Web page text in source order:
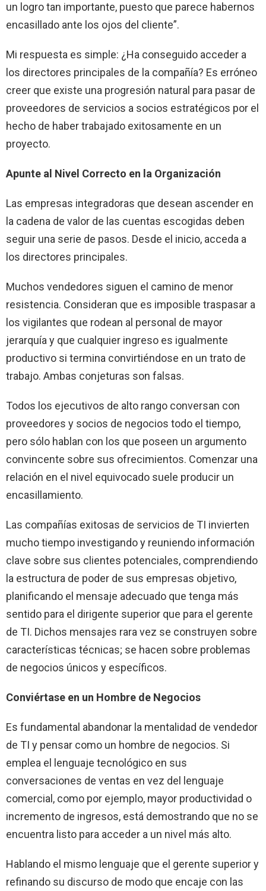
un logro tan importante, puesto que parece habernos
encasillado ante los ojos del cliente”.
Mi respuesta es simple: ¿Ha conseguido acceder a
los directores principales de la compañía? Es erróneo
creer que existe una progresión natural para pasar de
proveedores de servicios a socios estratégicos por el
hecho de haber trabajado exitosamente en un
proyecto.
Apunte al Nivel Correcto en la Organización
Las empresas integradoras que desean ascender en
la cadena de valor de las cuentas escogidas deben
seguir una serie de pasos. Desde el inicio, acceda a
los directores principales.
Muchos vendedores siguen el camino de menor
resistencia. Consideran que es imposible traspasar a
los vigilantes que rodean al personal de mayor
jerarquía y que cualquier ingreso es igualmente
productivo si termina convirtiéndose en un trato de
trabajo. Ambas conjeturas son falsas.
Todos los ejecutivos de alto rango conversan con
proveedores y socios de negocios todo el tiempo,
pero sólo hablan con los que poseen un argumento
convincente sobre sus ofrecimientos. Comenzar una
relación en el nivel equivocado suele producir un
encasillamiento.
Las compañías exitosas de servicios de TI invierten
mucho tiempo investigando y reuniendo información
clave sobre sus clientes potenciales, comprendiendo
la estructura de poder de sus empresas objetivo,
planificando el mensaje adecuado que tenga más
sentido para el dirigente superior que para el gerente
de TI. Dichos mensajes rara vez se construyen sobre
características técnicas; se hacen sobre problemas
de negocios únicos y específicos.
Conviértase en un Hombre de Negocios
Es fundamental abandonar la mentalidad de vendedor
de TI y pensar como un hombre de negocios. Si
emplea el lenguaje tecnológico en sus
conversaciones de ventas en vez del lenguaje
comercial, como por ejemplo, mayor productividad o
incremento de ingresos, está demostrando que no se
encuentra listo para acceder a un nivel más alto.
Hablando el mismo lenguaje que el gerente superior y
refinando su discurso de modo que encaje con las